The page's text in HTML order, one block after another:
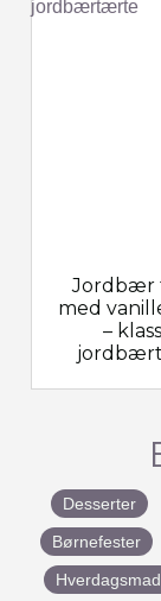
med
–
Desserter
Børnefester